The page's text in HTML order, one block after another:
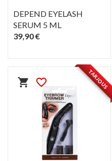
DEPEND EYELASH
SERUM 5 ML
39,90 €
shopping_cart favorite_border TARJOUS